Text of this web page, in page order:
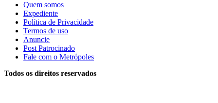
Quem somos
Expediente
Política de Privacidade
Termos de uso
Anuncie
Post Patrocinado
Fale com o Metrópoles
Todos os direitos reservados